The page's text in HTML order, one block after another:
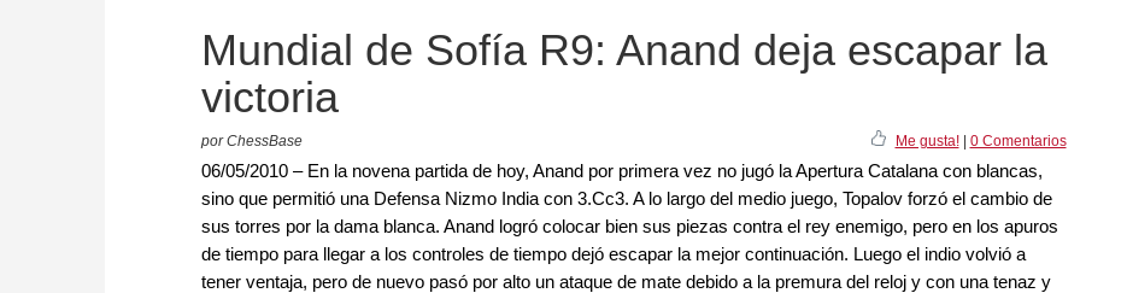
Mundial de Sofía R9: Anand deja escapar la
victoria
por ChessBase Me gusta!| 0 Comentarios
06/05/2010 – En la novena partida de hoy, Anand por primera vez no jugó la Apertura Catalana con blancas,
sino que permitió una Defensa Nizmo India con 3.Cc3. A lo largo del medio juego, Topalov forzó el cambio de
sus torres por la dama blanca. Anand logró colocar bien sus piezas contra el rey enemigo, pero en los apuros
de tiempo para llegar a los controles de tiempo dejó escapar la mejor continuación. Luego el indio volvió a
tener ventaja, pero de nuevo pasó por alto un ataque de mate debido a la premura del reloj y con una tenaz y